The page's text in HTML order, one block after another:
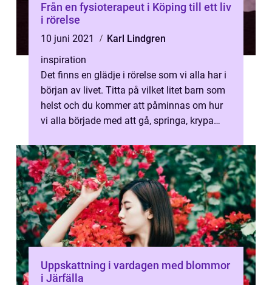
Från en fysioterapeut i Köping till ett liv
i rörelse
10 juni 2021
Karl Lindgren
inspiration
Det finns en glädje i rörelse som vi alla har i
början av livet. Titta på vilket litet barn som
helst och du kommer att påminnas om hur
vi alla började med att gå, springa, krypa
Uppskattning i vardagen med blommor
i Järfälla